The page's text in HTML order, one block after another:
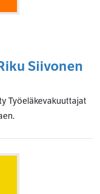
Siivonen
Työeläkevakuuttajat